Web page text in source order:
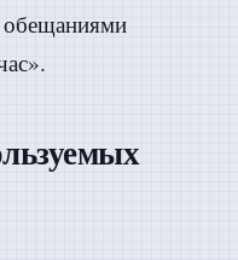
обещаниями